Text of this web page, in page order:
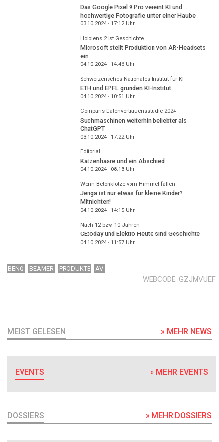
Das Google Pixel 9 Pro vereint KI und
hochwertige Fotografie unter einer Haube
03.10.2024 - 17:12Uhr
Hololens 2 ist Geschichte
Microsoft stellt Produktion von AR-Headsets
ein
04.10.2024 - 14:46Uhr
Schweizerisches Nationales Institut für KI
ETH und EPFL gründen KI-Institut
04.10.2024 - 10:51 Uhr
Comparis-Datenvertrauensstudie 2024
Suchmaschinen weiterhin beliebter als
ChatGPT
03.10.2024 - 17:22Uhr
Editorial
Katzenhaare und ein Abschied
04.10.2024 - 08:13Uhr
Wenn Betonklötze vom Himmel fallen
Jenga ist nur etwas für kleine Kinder?
Mitnichten!
04.10.2024 - 14:15Uhr
Nach 12 bzw. 10 Jahren
CEtoday und Elektro Heute sind Geschichte
04.10.2024 - 11:57Uhr
BENQ BEAMER PRODUKTE AV
WEBCODE GZJMVUEF
MEIST GELESEN » MEHR NEWS
EVENTS » MEHR EVENTS
DOSSIERS » MEHR DOSSIERS